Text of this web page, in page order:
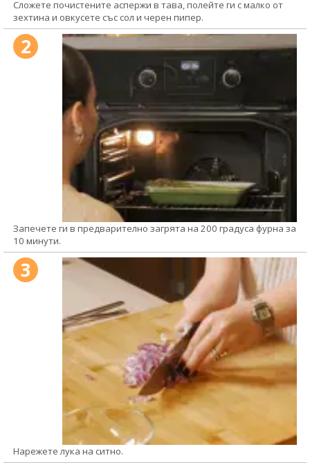
Сложете почистените аспержи в тава, полейте ги с малко от
зехтина и овкусете със сол и черен пипер.
2
Запечете ги в предварително загрята на 200 градуса фурна за
10 минути.
3
Нарежете лука на ситно.